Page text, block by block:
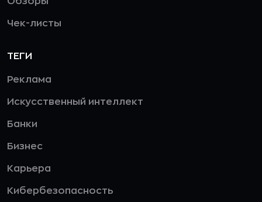
Чек-листы
ТЕГИ
Реклама
Искусственный интеллект
Банки
Бизнес
Карьера
Кибербезопасность